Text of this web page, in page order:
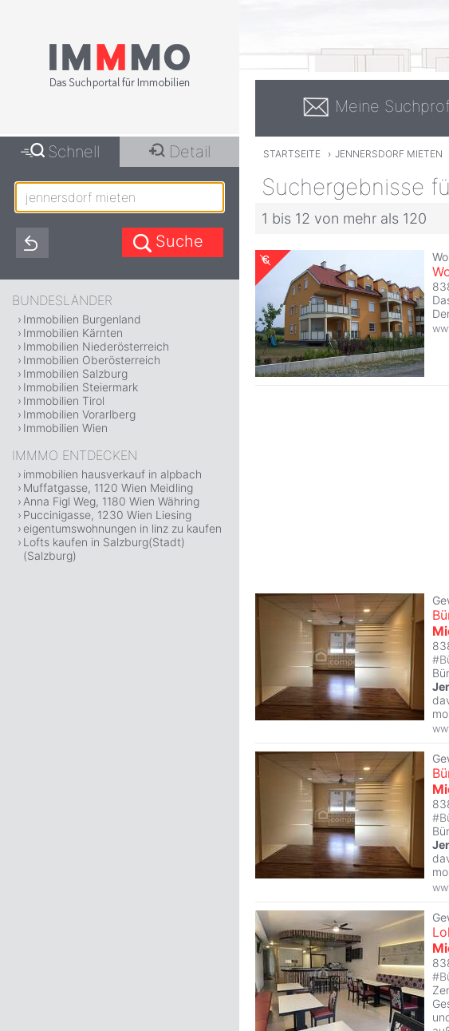
Meine
STARTSEITE › JENNERSDORF MIETEN
Suchergebnisse
1 bis 12 von mehr als 120
#
#
#
Schnell Detail
BUNDESLÄNDER
Immobilien Burgenland
Immobilien Kärnten
Immobilien Niederösterreich
Immobilien Oberösterreich
Immobilien Salzburg
Immobilien Steiermark
Immobilien Tirol
Immobilien Vorarlberg
Immobilien Wien
IMMMO ENTDECKEN
immobilien hausverkauf in alpbach
Muffatgasse, 1120 Wien Meidling
Anna Figl Weg, 1180 Wien Währing
Puccinigasse, 1230 Wien Liesing
eigentumswohnungen in linz zu kaufen
Lofts kaufen in Salzburg(Stadt)
(Salzburg)